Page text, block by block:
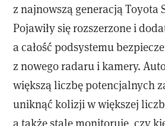
z najnowszą generacją Toyota
Pojawiły się rozszerzone i
a całość podsystemu
z nowego radaru i kamery.
większą liczbę potencjalnych
uniknąć kolizji w większej
a także stale monitoruje, czy